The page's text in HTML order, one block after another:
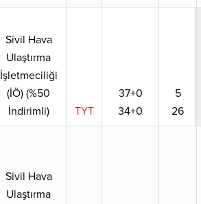
Sivil Hava
Ulaştırma
İşletmeciliği
(İÖ) (%50
İndirimli)
TYT
37+0
34+0
5
26
Sivil Hava
Ulaştırma